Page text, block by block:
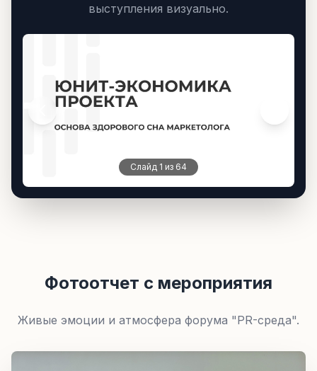
выступления визуально.
Слайд 1 из 64
Фотоотчет с мероприятия
Живые эмоции и атмосфера форума "PR-среда".